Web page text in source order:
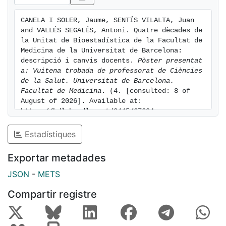
CANELA I SOLER, Jaume, SENTÍS VILALTA, Juan
and VALLÉS SEGALÉS, Antoni. Quatre dècades de
la Unitat de Bioestadística de la Facultat de
Medicina de la Universitat de Barcelona:
descripció i canvis docents. Pòster presentat
a: Vuitena trobada de professorat de Ciències
de la Salut. Universitat de Barcelona.
Facultat de Medicina . (4. [consulted: 8 of
August of 2026]. Available at:
https://hdl.handle.net/2445/67604
Estadístiques
Exportar metadades
JSON - METS
Compartir registre